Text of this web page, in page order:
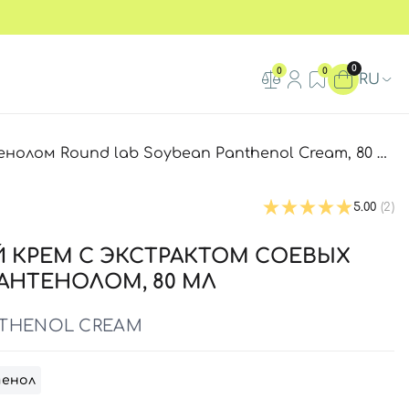
0 0 0
RU
Round lab Soybean Panthenol Cream, 80 мл
5.00 (2)
КРЕМ С ЭКСТРАКТОМ СОЕВЫХ
80 МЛ
CREAM